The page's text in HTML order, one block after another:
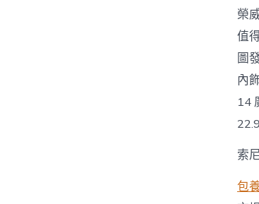
榮
值
圖
內
14
索
包